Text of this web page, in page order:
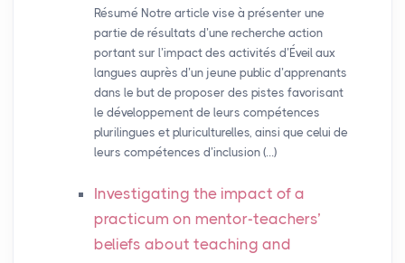
Résumé Notre article vise à présenter une
partie de résultats d’une recherche action
portant sur l’impact des activités d’Éveil aux
langues auprès d’un jeune public d’apprenants
dans le but de proposer des pistes favorisant
le développement de leurs compétences
plurilingues et pluriculturelles, ainsi que celui de
leurs compétences d’inclusion (…)
Investigating the impact of a
practicum on mentor-teachers’
beliefs about teaching and